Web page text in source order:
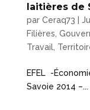
laitières de
par Ceraq73
Filières
Travail,
EFEL -
Savoie 2014 –...